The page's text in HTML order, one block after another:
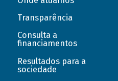
Transparência
Consulta a
financiamentos
Resultados para a
sociedade